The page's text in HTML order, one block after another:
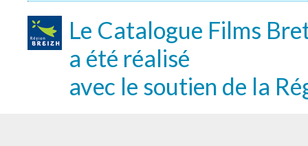
Le Catalogue Films
a été réalisé
avec le soutien de la